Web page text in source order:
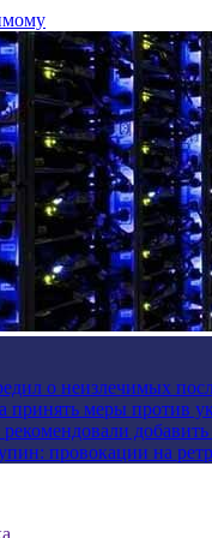
о неизлечимых
принять меры против
провокации на